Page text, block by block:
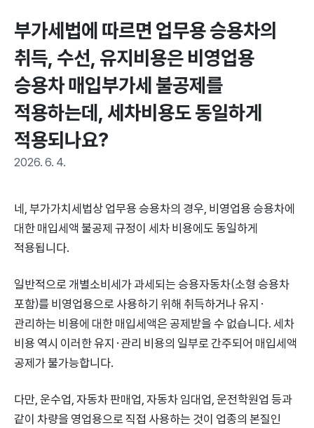
부가세법에 따르면 업무용 승용차의
취득, 수선, 유지비용은 비영업용
승용차 매입부가세 불공제를
적용하는데, 세차비용도 동일하게
적용되나요?
2026. 6. 4.
네, 부가가치세법상 업무용 승용차의 경우, 비영업용 승용차에
대한 매입세액 불공제 규정이 세차 비용에도 동일하게
적용됩니다.
일반적으로 개별소비세가 과세되는 승용자동차(소형 승용차
포함)를 비영업용으로 사용하기 위해 취득하거나 유지·
관리하는 비용에 대한 매입세액은 공제받을 수 없습니다. 세차
비용 역시 이러한 유지·관리 비용의 일부로 간주되어 매입세액
공제가 불가능합니다.
다만, 운수업, 자동차 판매업, 자동차 임대업, 운전학원업 등과
같이 차량을 영업용으로 직접 사용하는 것이 업종의 본질인